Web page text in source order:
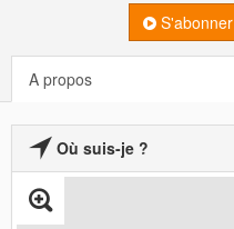
S'abonner
A propos
Où suis-je ?